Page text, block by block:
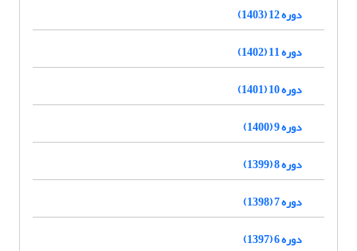
دوره 12 (1403)
دوره 11 (1402)
دوره 10 (1401)
دوره 9 (1400)
دوره 8 (1399)
دوره 7 (1398)
دوره 6 (1397)